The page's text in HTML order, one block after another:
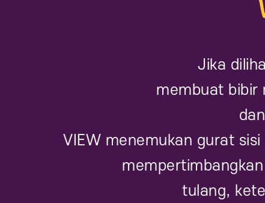
Jika
membuat bibir
VIEW menemukan gurat
tulang,